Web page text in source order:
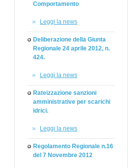
Comportamento
Leggi la news
Deliberazione della Giunta
Regionale 24 aprile 2012, n.
424.
Leggi la news
Rateizzazione sanzioni
amministrative per scarichi
idrici.
Leggi la news
Regolamento Regionale n.16
del 7 Novembre 2012